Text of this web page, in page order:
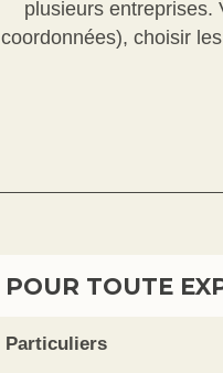
plusieurs entreprises.
coordonnées), choisir
POUR TOUTE
Particuliers